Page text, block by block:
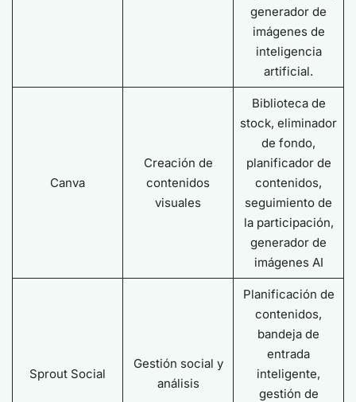
generador de
imágenes de
inteligencia
artificial.
Canva
Creación de
contenidos
visuales
Biblioteca de
stock, eliminador
de fondo,
planificador de
contenidos,
seguimiento de
la participación,
generador de
imágenes AI
Sprout Social
Gestión social y
análisis
Planificación de
contenidos,
bandeja de
entrada
inteligente,
gestión de